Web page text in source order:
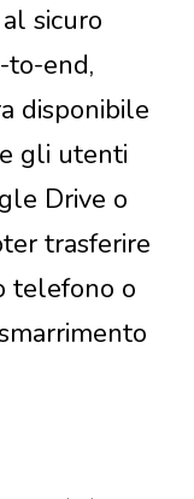
sicuro
to-end,
disponibile
gli utenti
Drive o
trasferire
telefono o